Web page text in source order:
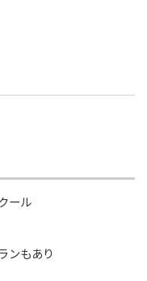
ール
ンもあり